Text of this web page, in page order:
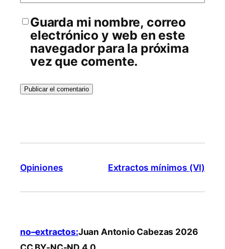
Guarda mi nombre, correo
electrónico y web en este
navegador para la próxima
vez que comente.
Opiniones Extractos mínimos (VI)
no–extractos:Juan Antonio Cabezas 2026